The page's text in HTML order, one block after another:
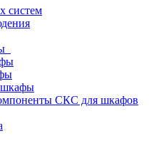
систем
шкафы
СКС для шкафов